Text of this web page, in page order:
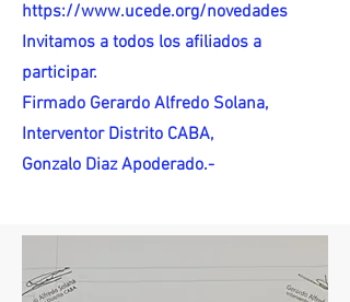
https://www.ucede.org/novedades
Invitamos a todos los afiliados a
participar.
Firmado Gerardo Alfredo Solana,
Interventor Distrito CABA,
Gonzalo Diaz Apoderado.-